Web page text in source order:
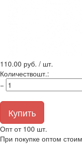
110.00 руб. / шт.
Количествошт.:
−
Купить
Опт от 100 шт.
При покупке оптом